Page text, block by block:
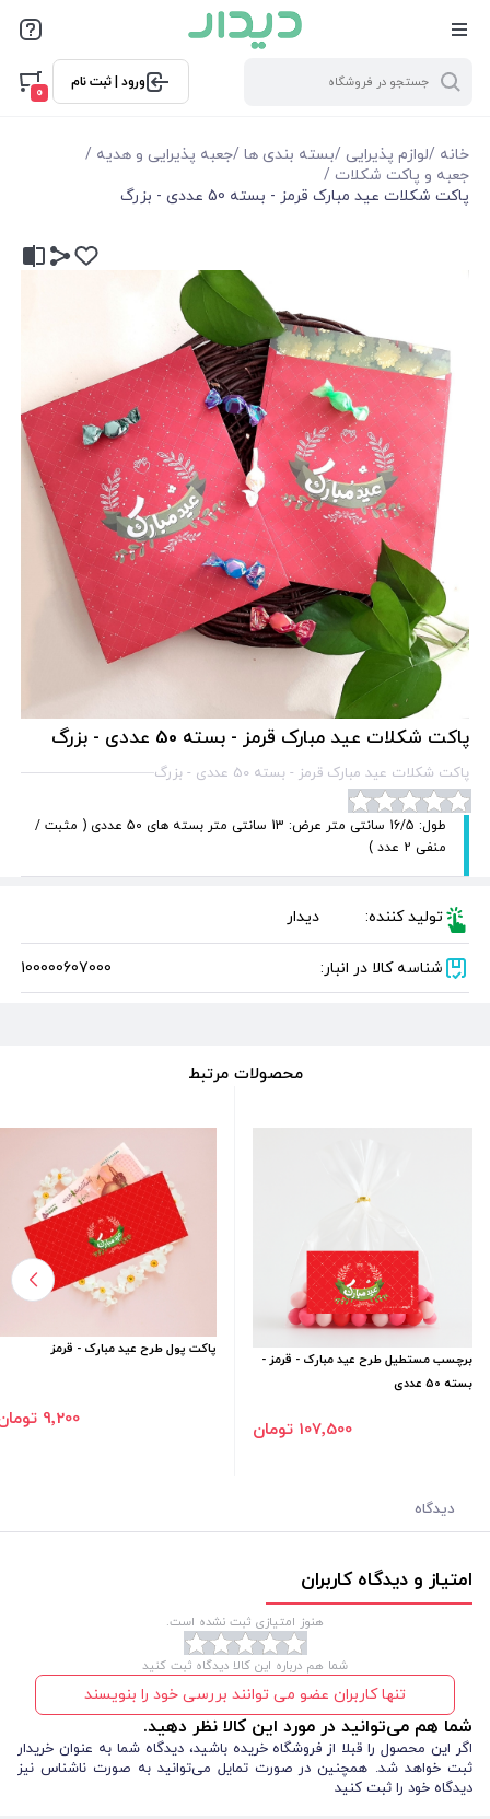
ورود | ثبت نام
0
خانه /لوازم پذیرایی /بسته بندی ها /جعبه پذیرایی و هدیه /
جعبه و پاکت شکلات /
پاکت شکلات عید مبارک قرمز - بسته 50 عددی - بزرگ
پاکت شکلات عید مبارک قرمز - بسته 50 عددی - بزرگ
پاکت شکلات عید مبارک قرمز - بسته 50 عددی - بزرگ
طول: 16/5 سانتی متر عرض: 13 سانتی متر بسته های 50 عددی ( مثبت /
منفی 2 عدد )
تولید کننده: دیدار
شناسه کالا در انبار: 100000607000
محصولات مرتبط
برچسب مستطیل طرح عید مبارک - قرمز -
بسته 50 عددی
107٬500 تومان
پاکت پول طرح عید مبارک - قرمز
9٬200 تومان
دیدگاه
امتیاز و دیدگاه کاربران
هنوز امتیازی ثبت نشده است.
شما هم درباره این کالا دیدگاه ثبت کنید
تنها کاربران عضو می توانند بررسی خود را بنویسند
شما هم می‌توانید در مورد این کالا نظر دهید.
اگر این محصول را قبلا از فروشگاه خریده باشید، دیدگاه شما به عنوان خریدار
ثبت خواهد شد. همچنین در صورت تمایل می‌توانید به صورت ناشناس نیز
دیدگاه خود را ثبت کنید